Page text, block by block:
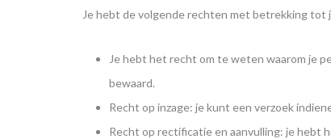
Je hebt de volgende rechten met betrekking tot
Je hebt het recht om te weten waarom je
bewaard.
Recht op inzage: je kunt een verzoek
Recht op rectificatie en aanvulling: je hebt